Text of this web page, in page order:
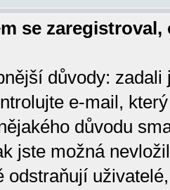
se
důvody:
e-mail,
důvodu
jste možná
odstraňují